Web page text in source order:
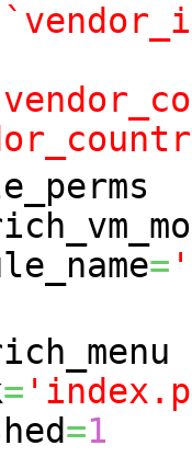
=
=
=1